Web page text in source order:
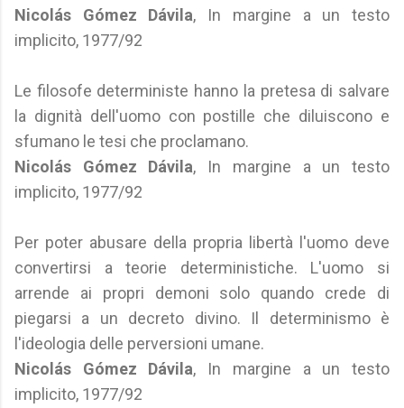
Nicolás Gómez Dávila, In margine a un testo
implicito, 1977/92
Le filosofe deterministe hanno la pretesa di salvare
la dignità dell'uomo con postille che diluiscono e
sfumano le tesi che proclamano.
Nicolás Gómez Dávila, In margine a un testo
implicito, 1977/92
Per poter abusare della propria libertà l'uomo deve
convertirsi a teorie deterministiche. L'uomo si
arrende ai propri demoni solo quando crede di
piegarsi a un decreto divino. Il determinismo è
l'ideologia delle perversioni umane.
Nicolás Gómez Dávila, In margine a un testo
implicito, 1977/92